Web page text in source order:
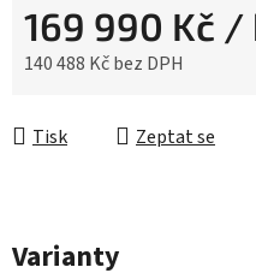
169 990 Kč /
140 488 Kč bez DPH
Tisk
Zeptat se
Varianty